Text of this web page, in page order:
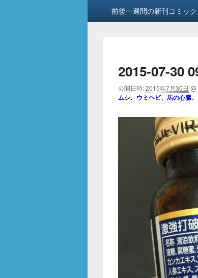
前後一週間の新刊コミック
2015-07-30
公開日時:2015年7月30日 @
ムシ、ウミヘビ、馬の心臓